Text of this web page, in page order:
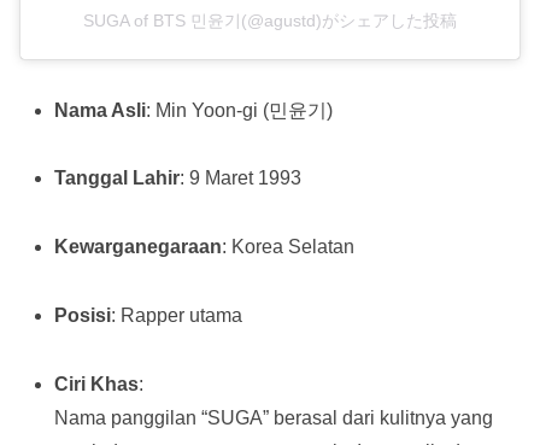
SUGA of BTS 민윤기(@agustd)がシェアした投稿
Nama Asli: Min Yoon-gi (민윤기)
Tanggal Lahir: 9 Maret 1993
Kewarganegaraan: Korea Selatan
Posisi: Rapper utama
Ciri Khas:
Nama panggilan “SUGA” berasal dari kulitnya yang